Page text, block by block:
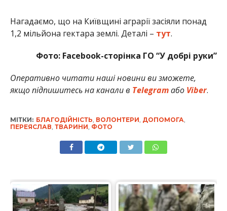
Нагадаємо, що на Київщині аграрії засіяли понад
1,2 мільйона гектара землі. Деталі – тут.
Фото: Facebook-сторінка ГО “У добрі руки”
Оперативно читати наші новини ви зможете,
якщо підпишитесь на канали в Telegramабо Viber.
МІТКИ: БЛАГОДІЙНІСТЬ ВОЛОНТЕРИ ДОПОМОГА
ПЕРЕЯСЛАВ ТВАРИНИ ФОТО